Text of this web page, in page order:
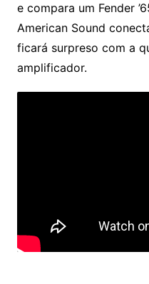
e compara um Fender
American Sound
ficará surpreso com a
amplificador.